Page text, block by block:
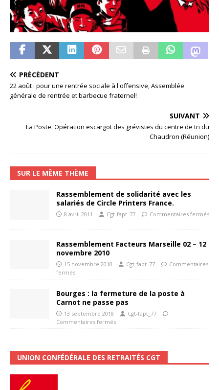
PRÉCÉDENT
22 août : pour une rentrée sociale à l'offensive, Assemblée
générale de rentrée et barbecue fraternel!
SUIVANT
La Poste: Opération escargot des grévistes du centre de tri du
Chaudron (Réunion)
SUR LE MÊME THÈME
Rassemblement de solidarité avec les
salariés de Circle Printers France.
8 avril 2011 Cgt-fapt_77 Commentaires fermés
Rassemblement Facteurs Marseille 02 – 12
novembre 2010
15 novembre 2010 Cgt-fapt_77
Commentaires
fermés
Bourges : la fermeture de la poste à
Carnot ne passe pas
13 septembre 2018
Cgt-fapt_77
Commentaires fermés
UNION CONFÉDÉRALE DES RETRAITÉS CGT